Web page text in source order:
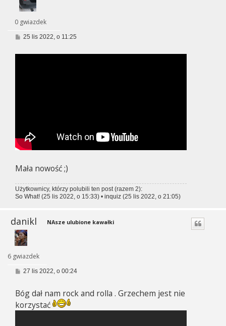
0 gwiazdek
P25 lis 2022, o 11:25
Mała nowość ;)
Użytkownicy, którzy polubili ten post (razem 2):
So What! (25 lis 2022, o 15:33) • inquiz (25 lis 2022, o 21:05)
danikl
6 gwiazdek
NAsze ulubione kawałki
P
t
27 lis 2022, o 00:24
Bóg dał nam rock and rolla . Grzechem jest nie
korzystać